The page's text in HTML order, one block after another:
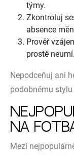
týmy.
Zkontroluj
absence
Prověř
prostě neumí.
Nepodceňuj ani
podobnému
na
Mezi